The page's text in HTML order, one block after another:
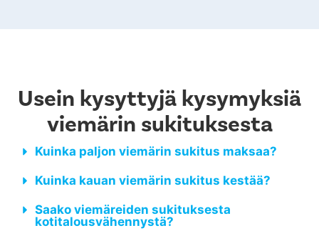
Usein kysyttyjä kysymyksiä
viemärin sukituksesta
Kuinka paljon viemärin sukitus maksaa?
Kuinka kauan viemärin sukitus kestää?
Saako viemäreiden sukituksesta
kotitalousvähennystä?